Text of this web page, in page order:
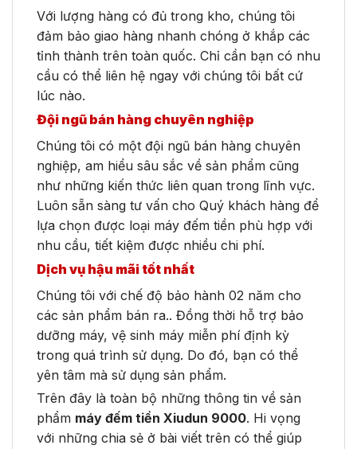
Với lượng hàng có đủ trong kho, chúng tôi
đảm bảo giao hàng nhanh chóng ở khắp các
tỉnh thành trên toàn quốc. Chỉ cần bạn có nhu
cầu có thể liên hệ ngay với chúng tôi bất cứ
lúc nào.
Đội ngũ bán hàng chuyên nghiệp
Chúng tôi có một đội ngũ bán hàng chuyên
nghiệp, am hiểu sâu sắc về sản phẩm cũng
như những kiến thức liên quan trong lĩnh vực.
Luôn sẵn sàng tư vấn cho Quý khách hàng để
lựa chọn được loại máy đếm tiền phù hợp với
nhu cầu, tiết kiệm được nhiều chi phí.
Dịch vụ hậu mãi tốt nhất
Chúng tôi với chế độ bảo hành 02 năm cho
các sản phẩm bán ra.. Đồng thời hỗ trợ bảo
dưỡng máy, vệ sinh máy miễn phí định kỳ
trong quá trình sử dụng. Do đó, bạn có thể
yên tâm mà sử dụng sản phẩm.
Trên đây là toàn bộ những thông tin về sản
phẩm máy đếm tiền Xiudun 9000. Hi vọng
với những chia sẻ ở bài viết trên có thể giúp